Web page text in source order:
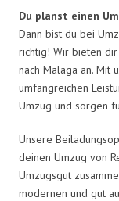
Du planst einen
Dann bist du bei
richtig! Wir bieten
nach Malaga an. Mit
umfangreichen
Umzug und sorgen
Unsere
deinen Umzug von
Umzugsgut
modernen und gut